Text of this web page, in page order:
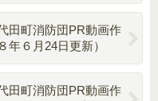
田町消防団PR動画作
年６月24日更新）
田町消防団PR動画作